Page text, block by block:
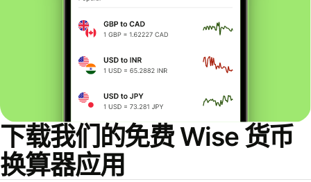
下载我们的免费 Wise 货币
换算器应用